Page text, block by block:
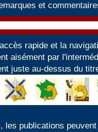
et
rapide et la
aisément par
juste au-dessus du
les publications